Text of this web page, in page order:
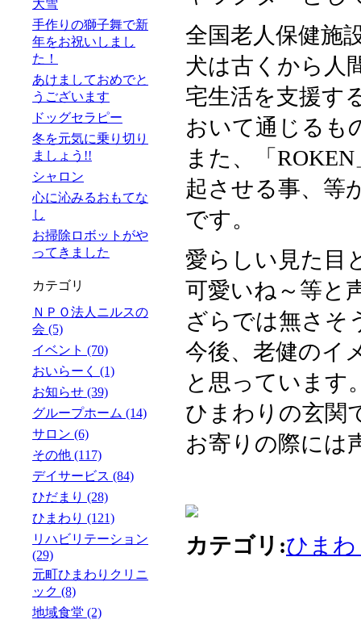
全国老人保健施
犬は古くから人
宅生活を支援す
おいて通じるも
また、「
起させる事、等
です。
愛らしい見た目
可愛いね～等と
ざらでは無さそ
今後、老健のイ
と思っています
ひまわりの玄関
お寄りの際には
カテゴリ:ひま
大雪
手作りの獅子舞で新
年をお祝いしまし
た！
あけましておめでと
うございます
ドッグセラピー
冬を元気に乗り切り
ましょう!!
シャロン
心に沁みるおもてな
し
お掃除ロボットがや
ってきました
カテゴリ
ＮＰＯ法人ニルスの
会 (5)
イベント (70)
おいらーく (1)
お知らせ (39)
グループホーム (14)
サロン (6)
その他 (117)
デイサービス (84)
ひだまり (28)
ひまわり (121)
リハビリテーション
(29)
元町ひまわりクリニ
ック (8)
地域食堂 (2)